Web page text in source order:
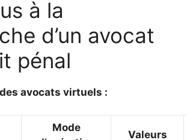
à la
d’un avocat
pénal
avocats virtuels :
Mode
Valeurs